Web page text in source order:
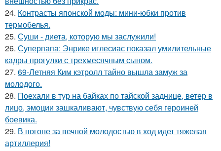
24. Контрасты японской моды: мини-юбки против
термобелья.
25. Суши - диета, которую мы заслужили!
26. Суперпапа: Энрике иглесиас показал умилительные
кадры прогулки с трехмесячным сыном.
27. 69-Летняя Ким кэтролл тайно вышла замуж за
молодого.
28. Поехали в тур на байках по тайской заднице, ветер в
лицо, эмоции зашкаливают, чувствую себя героиней
боевика.
29. В погоне за вечной молодостью в ход идет тяжелая
артиллерия!